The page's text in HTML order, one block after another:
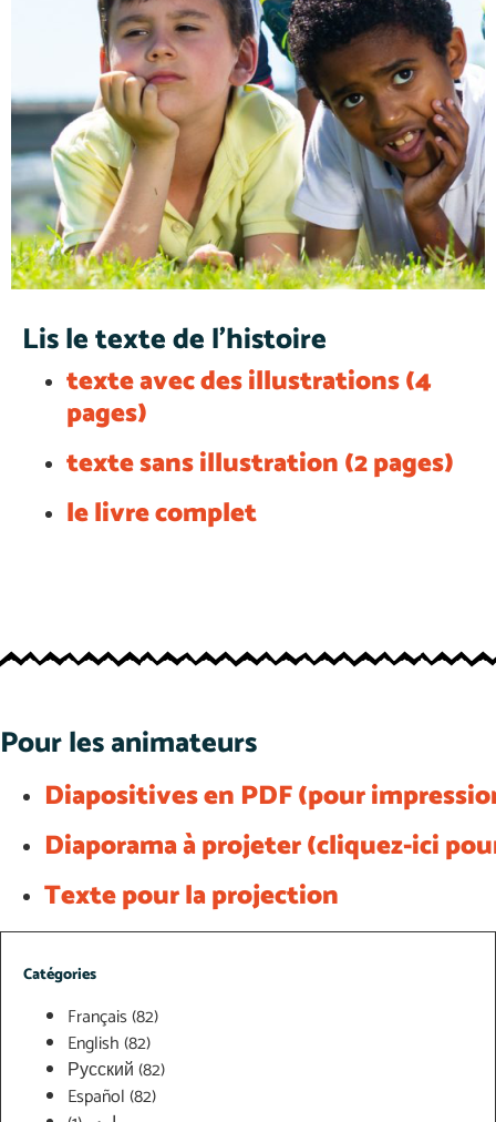
Lis le texte de l'histoire
texte avec des illustrations (4
pages)
texte sans illustration (2 pages)
le livre complet
Pour les animateurs
Diapositives en PDF (pour
Diaporama à projeter (cliquez-ici
Texte pour la projection
Catégories
Français(82)
English(82)
Русский(82)
Español(82)